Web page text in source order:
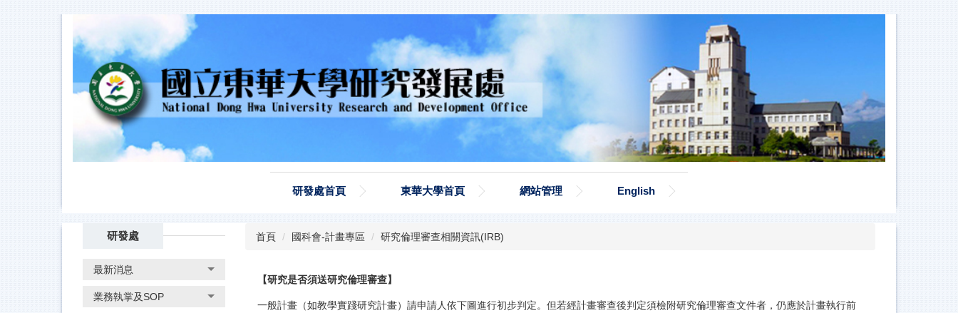
研發處首頁 東華大學首頁 網站管理 English
研發處
最新消息
業務執掌及SOP
首頁 國科會-計畫專區 研究倫理審查相關資訊(IRB)
【研究是否須送研究倫理審查】
一般計畫（如教學實踐研究計畫）請申請人依下圖進行初步判定。但若經計畫審查後判定須檢附研究倫理審查文件者，仍應於計畫執行前